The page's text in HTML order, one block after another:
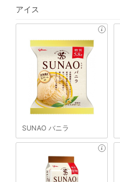
アイス
SUNAO バニラ